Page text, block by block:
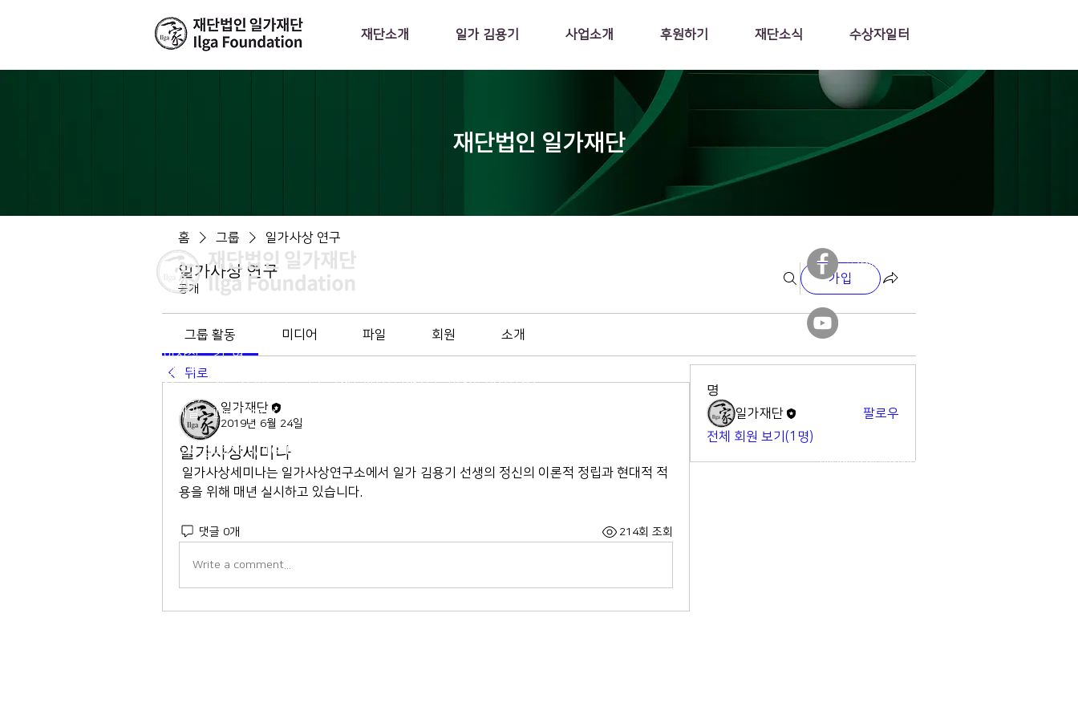
재단소개 일가 김용기 사업소개 후원하기 재단소식 수상자일터
재단법인 일가재단
홈 그룹 일가사상 연구
일가사상 연구
공개
가입
그룹 활동 미디어 파일 회원 소개
뒤로
일가재단
2019년 6월 24일
일가사상세미나
용을 위해 매년 실시하고 있습니다.
댓글 0개 214회 조회
Write a comment...
명
일가재단
팔로우
전체 회원 보기(1명)
​일가재단 페이스북
이사장 : 김 현
전 화 : 02-564-5990 | 팩스 : 02-564-5991
주 소 : 서울시 종로구 율곡로 190, 407호 (연지동, 여전도회관) (우)
03127
​이메일 :ilga@ilga.or.kr
© Copyright 2019 by ILGAFOUNDATION. ALL RIGHTS RESERVED
Designed byWIXPRO